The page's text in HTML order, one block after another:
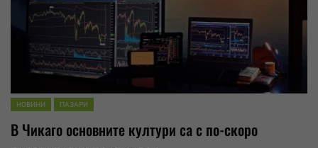
НОВИНИ ПАЗАРИ
В Чикаго основните култури са с по-скоро